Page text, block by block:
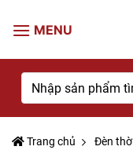
Tìm
kiếm:
Trang chủ Đèn thờ